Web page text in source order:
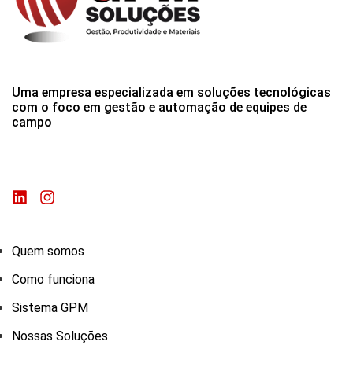
Uma empresa especializada em soluções tecnológicas
com o foco em gestão e automação de equipes de
campo
Quem somos
Como funciona
Sistema GPM
Nossas Soluções